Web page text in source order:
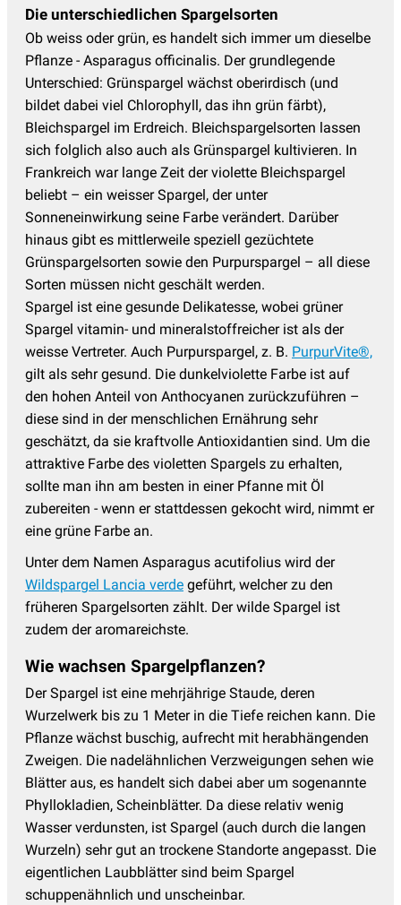
Die unterschiedlichen Spargelsorten
Ob weiss oder grün, es handelt sich immer um dieselbe
Pflanze - Asparagus officinalis. Der grundlegende
Unterschied: Grünspargel wächst oberirdisch (und
bildet dabei viel Chlorophyll, das ihn grün färbt),
Bleichspargel im Erdreich. Bleichspargelsorten lassen
sich folglich also auch als Grünspargel kultivieren. In
Frankreich war lange Zeit der violette Bleichspargel
beliebt – ein weisser Spargel, der unter
Sonneneinwirkung seine Farbe verändert. Darüber
hinaus gibt es mittlerweile speziell gezüchtete
Grünspargelsorten sowie den Purpurspargel – all diese
Sorten müssen nicht geschält werden.
Spargel ist eine gesunde Delikatesse, wobei grüner
Spargel vitamin- und mineralstoffreicher ist als der
weisse Vertreter. Auch Purpurspargel, z. B. PurpurVite®,
gilt als sehr gesund. Die dunkelviolette Farbe ist auf
den hohen Anteil von Anthocyanen zurückzuführen –
diese sind in der menschlichen Ernährung sehr
geschätzt, da sie kraftvolle Antioxidantien sind. Um die
attraktive Farbe des violetten Spargels zu erhalten,
sollte man ihn am besten in einer Pfanne mit Öl
zubereiten - wenn er stattdessen gekocht wird, nimmt er
eine grüne Farbe an.
Unter dem Namen Asparagus acutifolius wird der
Wildspargel Lancia verde geführt, welcher zu den
früheren Spargelsorten zählt. Der wilde Spargel ist
zudem der aromareichste.
Wie wachsen Spargelpflanzen?
Der Spargel ist eine mehrjährige Staude, deren
Wurzelwerk bis zu 1 Meter in die Tiefe reichen kann. Die
Pflanze wächst buschig, aufrecht mit herabhängenden
Zweigen. Die nadelähnlichen Verzweigungen sehen wie
Blätter aus, es handelt sich dabei aber um sogenannte
Phyllokladien, Scheinblätter. Da diese relativ wenig
Wasser verdunsten, ist Spargel (auch durch die langen
Wurzeln) sehr gut an trockene Standorte angepasst. Die
eigentlichen Laubblätter sind beim Spargel
schuppenähnlich und unscheinbar.